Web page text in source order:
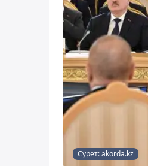
Сурет: akorda.kz